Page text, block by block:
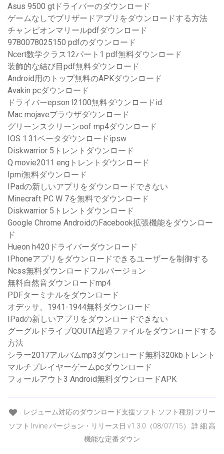
Asus 9500 gtドライバーのダウンロード
ゲームなしでブリザードアプリをダウンロードする方法
チャンピオンマリールpdfダウンロード
9780078025150 pdfのダウンロード
Ncert数学クラス12パート1 pdf無料ダウンロード
装飾的な結び目pdf無料ダウンロード
Android用のトップ無料のAPKダウンロード
Avakin pcダウンロード
ドライバーepson l2100無料ダウンロードid
Mac mojaveブラウザダウンロード
グリーンスクリーンoof mp4ダウンロード
IOS 1.31ベータダウンロードipsw
Diskwarrior 5トレントダウンロード
Q movie2011 engトレントダウンロード
Ipmi無料ダウンロード
IPadの新しいアプリをダウンロードできない
Minecraft PC W 7を無料でダウンロード
Diskwarrior 5トレントダウンロード
Google Chrome AndroidのFacebook拡張機能をダウンロー
ド
Hueon h420ドライバーダウンロード
IPhoneアプリをダウンロードできるユーザーを制御する
Ncss無料ダウンロードフルバージョン
無料自然音ダウンロードmp4
PDFターミナルをダウンロード
オデッサ、1941-1944無料ダウンロード
IPadの新しいアプリをダウンロードできない
グーグルドライブQOUTA超過ファイルをダウンロードする
方法
シラー2017アルバムmp3ダウンロード無料320kbトレント
マルチプレイヤーゲームpcダウンロード
フォールアウト3 Android無料ダウンロードAPK
レジューム対応のダウンロード支援ソフト ソフト種別 フリー
ソフト Irvine バージョン・リリース日 v1.3.0（08/07/15） 詳 細 高
機能な定番ダウン